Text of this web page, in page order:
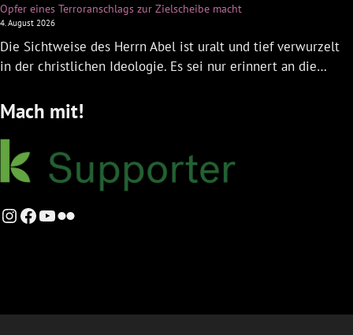
Opfer eines Terroranschlags zur Zielscheibe macht
4. August 2026
Die Sichtweise des Herrn Abel ist uralt und tief verwurzelt
in der christlichen Ideologie. Es sei nur erinnert an die…
Mach mit!
Instagram
Facebook
YouTube
Flickr